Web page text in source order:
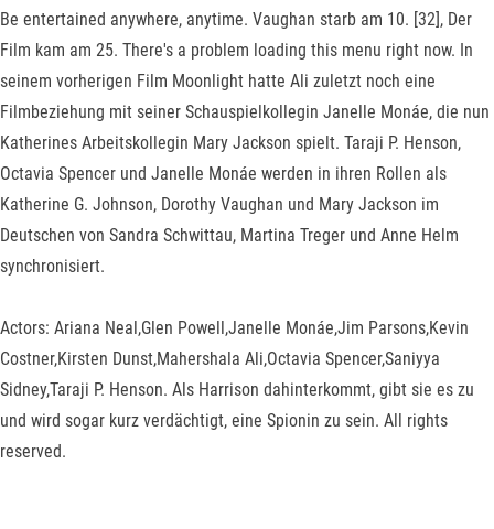
Be entertained anywhere, anytime. Vaughan starb am 10. [32], Der
Film kam am 25. There's a problem loading this menu right now. In
seinem vorherigen Film Moonlight hatte Ali zuletzt noch eine
Filmbeziehung mit seiner Schauspielkollegin Janelle Monáe, die nun
Katherines Arbeitskollegin Mary Jackson spielt. Taraji P. Henson,
Octavia Spencer und Janelle Monáe werden in ihren Rollen als
Katherine G. Johnson, Dorothy Vaughan und Mary Jackson im
Deutschen von Sandra Schwittau, Martina Treger und Anne Helm
synchronisiert.
Actors: Ariana Neal,Glen Powell,Janelle Monáe,Jim Parsons,Kevin
Costner,Kirsten Dunst,Mahershala Ali,Octavia Spencer,Saniyya
Sidney,Taraji P. Henson. Als Harrison dahinterkommt, gibt sie es zu
und wird sogar kurz verdächtigt, eine Spionin zu sein. All rights
reserved.